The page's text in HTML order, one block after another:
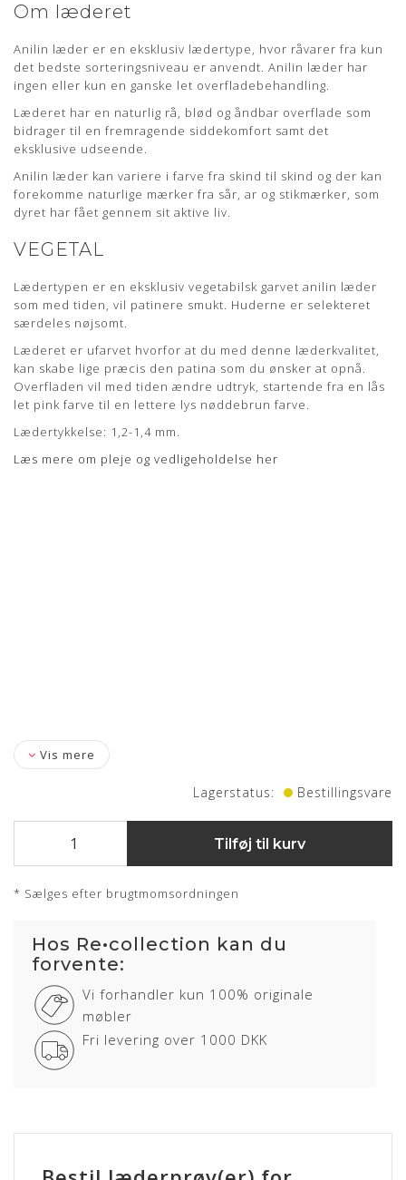
Om læderet
Anilin læder er en eksklusiv lædertype, hvor råvarer fra kun
det bedste sorteringsniveau er anvendt. Anilin læder har
ingen eller kun en ganske let overfladebehandling.
Læderet har en naturlig rå, blød og åndbar overflade som
bidrager til en fremragende siddekomfort samt det
eksklusive udseende.
Anilin læder kan variere i farve fra skind til skind og der kan
forekomme naturlige mærker fra sår, ar og stikmærker, som
dyret har fået gennem sit aktive liv.
VEGETAL
Lædertypen er en eksklusiv vegetabilsk garvet anilin læder
som med tiden, vil patinere smukt. Huderne er selekteret
særdeles nøjsomt.
Læderet er ufarvet hvorfor at du med denne læderkvalitet,
kan skabe lige præcis den patina som du ønsker at opnå.
Overfladen vil med tiden ændre udtryk, startende fra en lås
let pink farve til en lettere lys nøddebrun farve.
Lædertykkelse: 1,2-1,4 mm.
Læs mere om pleje og vedligeholdelse her
Vis mere
Lagerstatus: Bestillingsvare
Tilføj til kurv
* Sælges efter brugtmomsordningen
Hos Re•collection kan du
forvente:
Vi forhandler kun 100% originale
møbler
Fri levering over 1000 DKK